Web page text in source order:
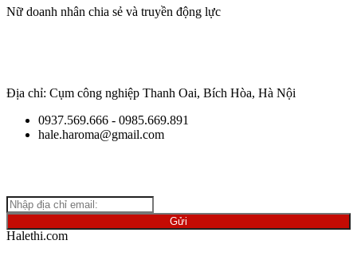
Nữ doanh nhân chia sẻ và truyền động lực
Địa chỉ: Cụm công nghiệp Thanh Oai, Bích Hòa, Hà Nội
0937.569.666 - 0985.669.891
hale.haroma@gmail.com
Halethi.com